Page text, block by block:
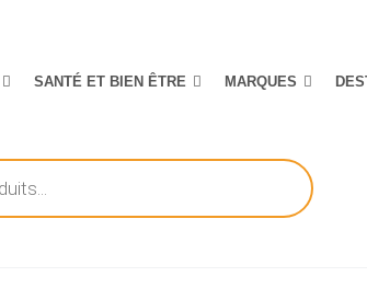
SANTÉ ET BIEN ÊTRE MARQUES